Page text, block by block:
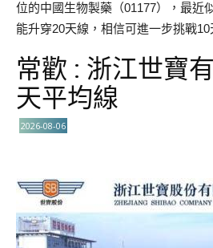
位的中國生物製藥（01177），最近
能升穿20天線，相信可進一步挑戰
常歡 : 浙江世寶
天平均線
2026-08-06